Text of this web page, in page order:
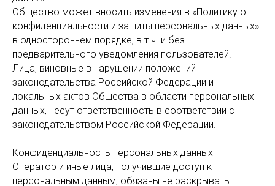
Общество может вносить изменения в «Политику о
конфиденциальности и защиты персональных данных»
в одностороннем порядке, в т.ч. и без
предварительного уведомления пользователей.
Лица, виновные в нарушении положений
законодательства Российской Федерации и
локальных актов Общества в области персональных
данных, несут ответственность в соответствии с
законодательством Российской Федерации.
Конфиденциальность персональных данных
Оператор и иные лица, получившие доступ к
персональным данным, обязаны не раскрывать